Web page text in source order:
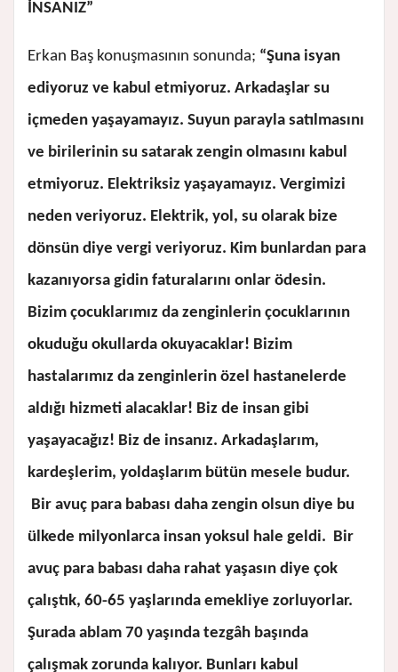
İNSANIZ”
Erkan Baş konuşmasının sonunda; “Şuna isyan
ediyoruz ve kabul etmiyoruz. Arkadaşlar su
içmeden yaşayamayız. Suyun parayla satılmasını
ve birilerinin su satarak zengin olmasını kabul
etmiyoruz. Elektriksiz yaşayamayız. Vergimizi
neden veriyoruz. Elektrik, yol, su olarak bize
dönsün diye vergi veriyoruz. Kim bunlardan para
kazanıyorsa gidin faturalarını onlar ödesin.
Bizim çocuklarımız da zenginlerin çocuklarının
okuduğu okullarda okuyacaklar! Bizim
hastalarımız da zenginlerin özel hastanelerde
aldığı hizmeti alacaklar! Biz de insan gibi
yaşayacağız! Biz de insanız. Arkadaşlarım,
kardeşlerim, yoldaşlarım bütün mesele budur.
Bir avuç para babası daha zengin olsun diye bu
ülkede milyonlarca insan yoksul hale geldi. Bir
avuç para babası daha rahat yaşasın diye çok
çalıştık, 60-65 yaşlarında emekliye zorluyorlar.
Şurada ablam 70 yaşında tezgâh başında
çalışmak zorunda kalıyor. Bunları kabul